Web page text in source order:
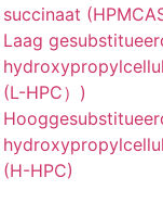
succinaat
Laag
(L-HPC）)
(H-HPC)